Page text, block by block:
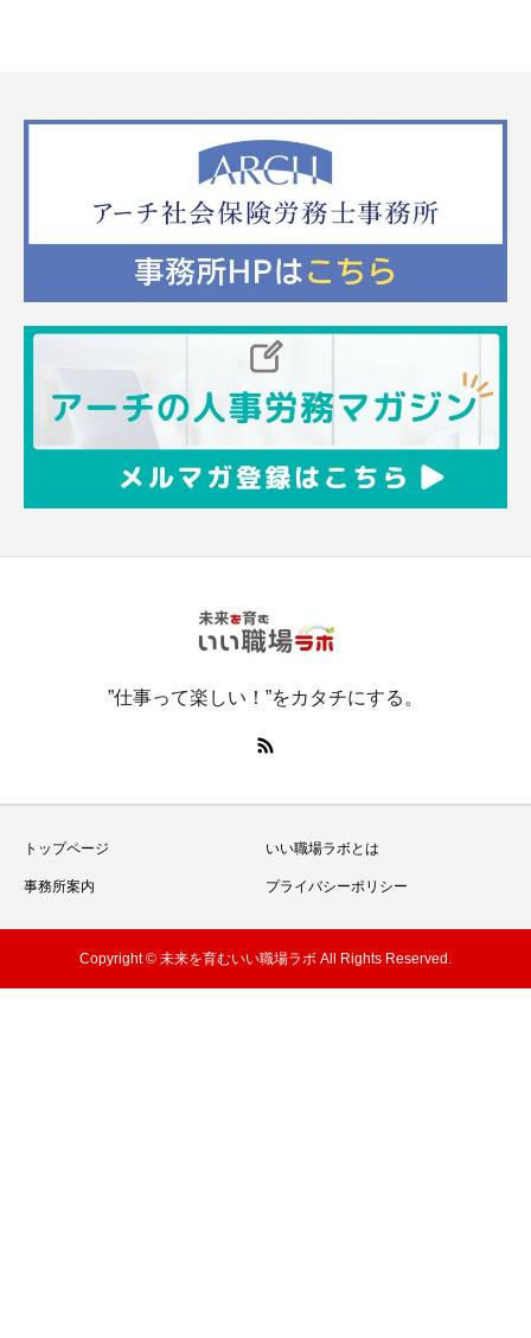
”仕事って楽しい！”をカタチにする。
トップページ いい職場ラボとは
事務所案内 プライバシーポリシー
Copyright © 未来を育むいい職場ラボ All Rights Reserved.